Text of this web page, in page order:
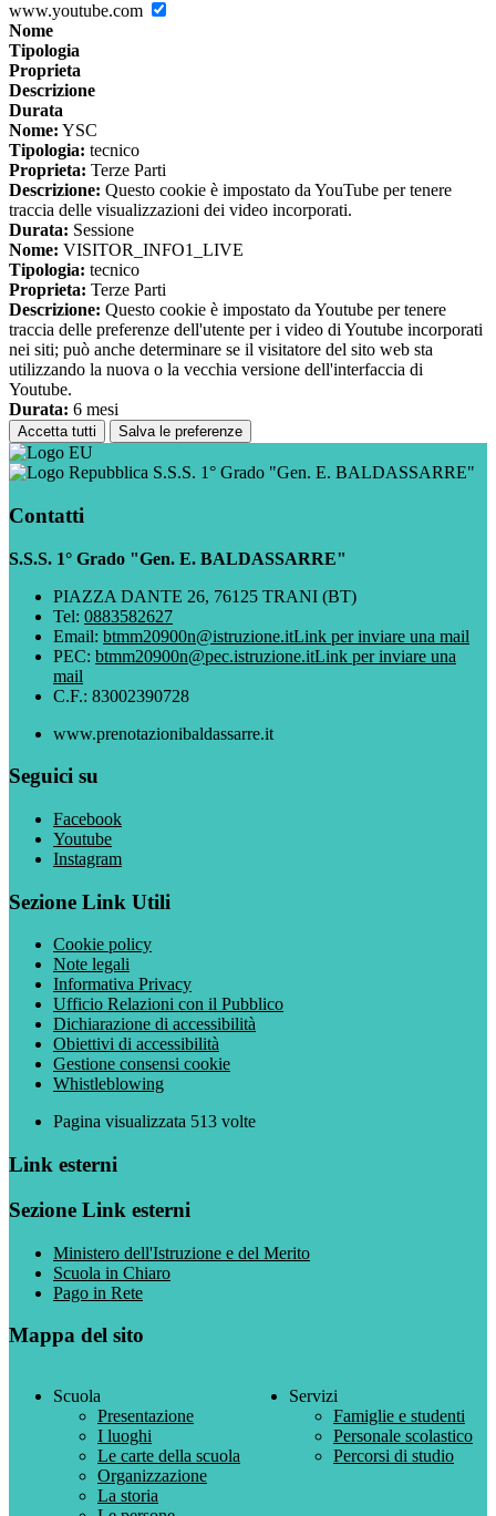
www.youtube.com
Nome
Tipologia
Proprieta
Descrizione
Durata
Nome: YSC
Tipologia: tecnico
Proprieta: Terze Parti
Descrizione: Questo cookie è impostato da YouTube per tenere
traccia delle visualizzazioni dei video incorporati.
Durata: Sessione
Nome: VISITOR_INFO1_LIVE
Tipologia: tecnico
Proprieta: Terze Parti
Descrizione: Questo cookie è impostato da Youtube per tenere
traccia delle preferenze dell'utente per i video di Youtube incorporati
nei siti; può anche determinare se il visitatore del sito web sta
utilizzando la nuova o la vecchia versione dell'interfaccia di
Youtube.
Durata: 6 mesi
Accetta tutti Salva le preferenze
S.S.S. 1° Grado "Gen. E. BALDASSARRE"
Contatti
S.S.S. 1° Grado "Gen. E. BALDASSARRE"
PIAZZA DANTE 26, 76125 TRANI (BT)
Tel: 0883582627
Email: btmm20900n@istruzione.itLink per inviare una mail
PEC: btmm20900n@pec.istruzione.itLink per inviare una
mail
C.F.: 83002390728
www.prenotazionibaldassarre.it
Seguici su
Facebook
Youtube
Instagram
Sezione Link Utili
Cookie policy
Note legali
Informativa Privacy
Ufficio Relazioni con il Pubblico
Dichiarazione di accessibilità
Obiettivi di accessibilità
Gestione consensi cookie
Whistleblowing
Pagina visualizzata 513 volte
Link esterni
Sezione Link esterni
Ministero dell'Istruzione e del Merito
Scuola in Chiaro
Pago in Rete
Mappa del sito
Scuola
Presentazione
I luoghi
Le carte della scuola
Organizzazione
La storia
Servizi
Famiglie e studenti
Personale scolastico
Percorsi di studio